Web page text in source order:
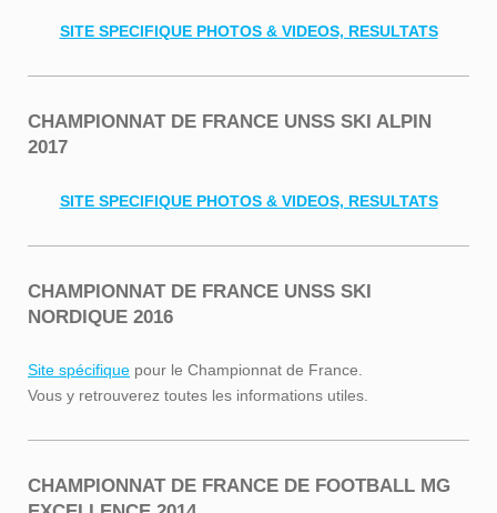
SITE SPECIFIQUE PHOTOS & VIDEOS, RESULTATS
CHAMPIONNAT DE FRANCE UNSS SKI ALPIN
2017
SITE SPECIFIQUE PHOTOS & VIDEOS, RESULTATS
CHAMPIONNAT DE FRANCE UNSS SKI
NORDIQUE 2016
Site spécifique pour le Championnat de France.
Vous y retrouverez toutes les informations utiles.
CHAMPIONNAT DE FRANCE DE FOOTBALL MG